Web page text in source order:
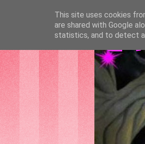
This site uses cookies
are shared with Google
statistics, and to detect